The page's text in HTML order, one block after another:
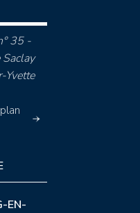
35 -
Saclay
EN-